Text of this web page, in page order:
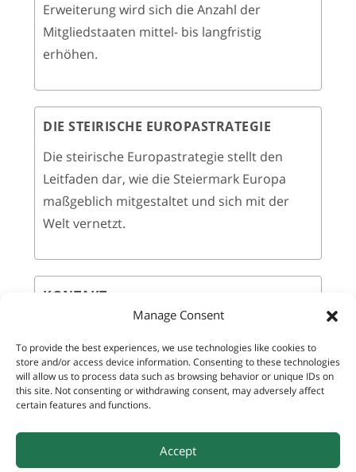
Manage Consent
To provide the best experiences, we use technologies like cookies to
store and/or access device information. Consenting to these technologies
will allow us to process data such as browsing behavior or unique IDs on
this site. Not consenting or withdrawing consent, may adversely affect
certain features and functions.
Accept
Erweiterung wird sich die Anzahl der
Mitgliedstaaten mittel- bis langfristig
erhöhen.
DIE STEIRISCHE EUROPASTRATEGIE
Die steirische Europastrategie stellt den
Leitfaden dar, wie die Steiermark Europa
maßgeblich mitgestaltet und sich mit der
Welt vernetzt.
KONTAKT
Amt der Steiermärkischen Landesregierung
A9 Kultur, Europa, Sport
Referat Europa und Internationales
Email:europa-international@stmk.gv.at